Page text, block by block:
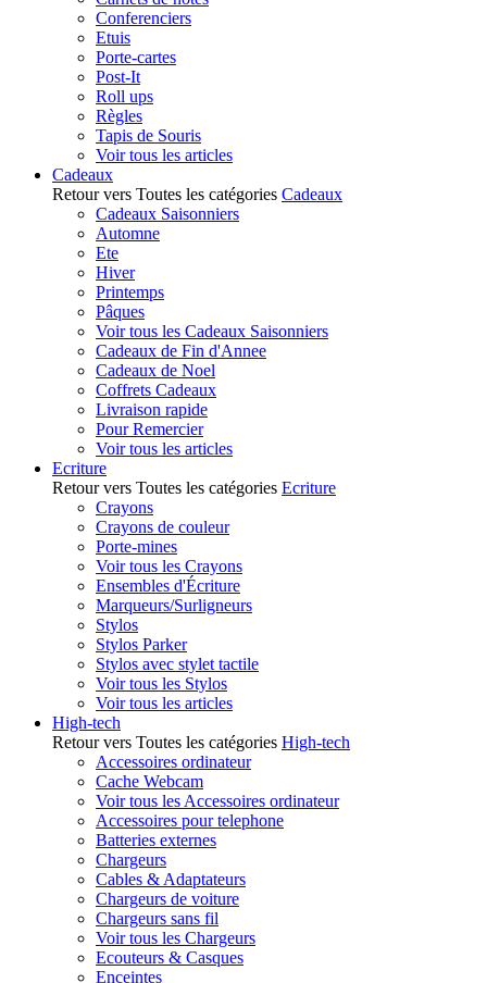
Conferenciers
Etuis
Porte-cartes
Post-It
Roll ups
Règles
Tapis de Souris
Voir tous les articles
Cadeaux
Retour vers Toutes les catégories Cadeaux
Cadeaux Saisonniers
Automne
Ete
Hiver
Printemps
Pâques
Voir tous les Cadeaux Saisonniers
Cadeaux de Fin d'Annee
Cadeaux de Noel
Coffrets Cadeaux
Livraison rapide
Pour Remercier
Voir tous les articles
Ecriture
Retour vers Toutes les catégories Ecriture
Crayons
Crayons de couleur
Porte-mines
Voir tous les Crayons
Ensembles d'Écriture
Marqueurs/Surligneurs
Stylos
Stylos Parker
Stylos avec stylet tactile
Voir tous les Stylos
Voir tous les articles
High-tech
Retour vers Toutes les catégories High-tech
Accessoires ordinateur
Cache Webcam
Voir tous les Accessoires ordinateur
Accessoires pour telephone
Batteries externes
Chargeurs
Cables & Adaptateurs
Chargeurs de voiture
Chargeurs sans fil
Voir tous les Chargeurs
Ecouteurs & Casques
Enceintes